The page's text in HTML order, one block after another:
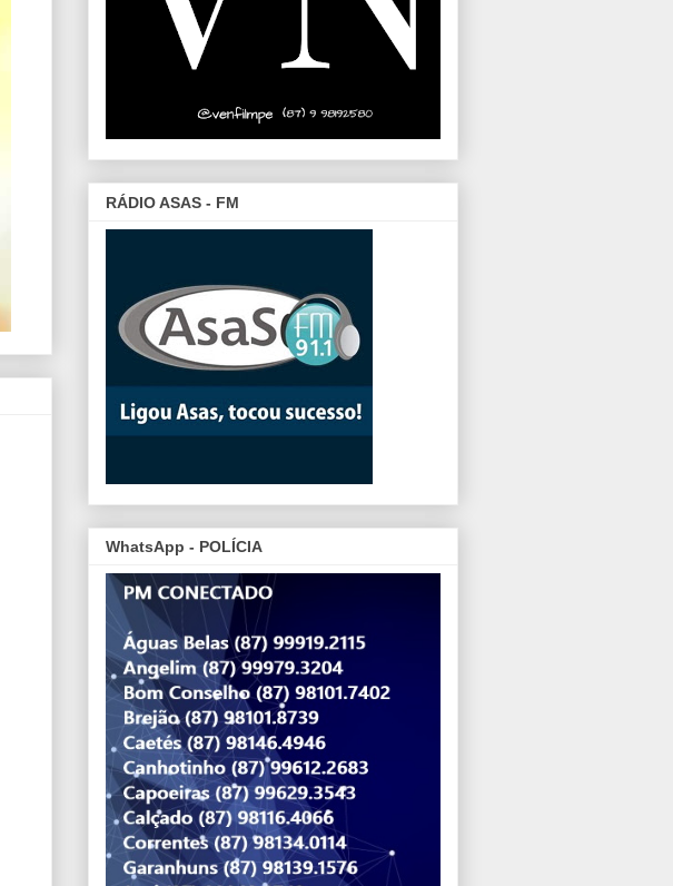
RÁDIO ASAS - FM
WhatsApp - POLÍCIA